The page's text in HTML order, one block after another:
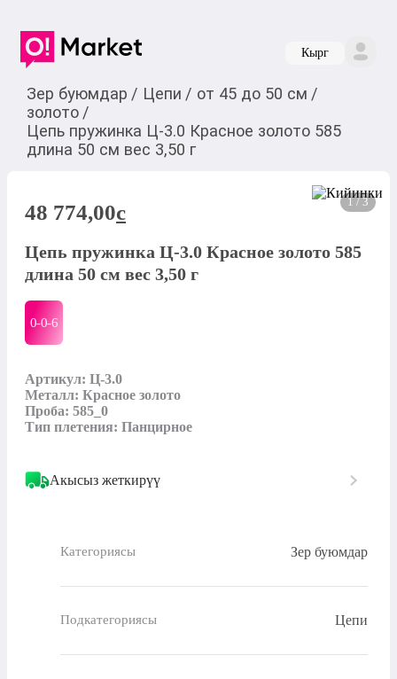
Кырг
Зер буюмдар / Цепи / от 45 до 50 см /
золото /
Цепь пружинка Ц-3.0 Красное золото 585
длина 50 см вес 3,50 г
1 / 3
48 774,00c
Цепь пружинка Ц-3.0 Красное золото 585
длина 50 см вес 3,50 г
0-0-6
Артикул: Ц-3.0
Металл: Красное золото
Проба: 585_0
Тип плетения: Панцирное
Акысыз жеткирүү
Категориясы Зер буюмдар
Подкатегориясы Цепи